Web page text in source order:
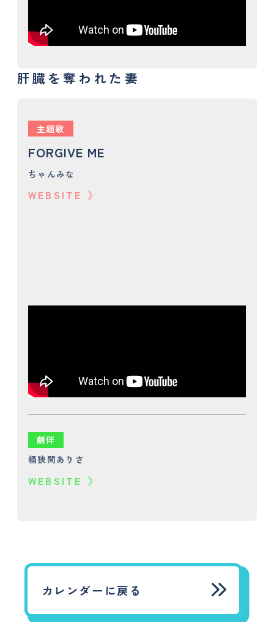
肝臓を奪われた妻
主題歌
FORGIVE ME
ちゃんみな
WEBSITE
劇伴
桶狭間ありさ
WEBSITE
カレンダーに戻る